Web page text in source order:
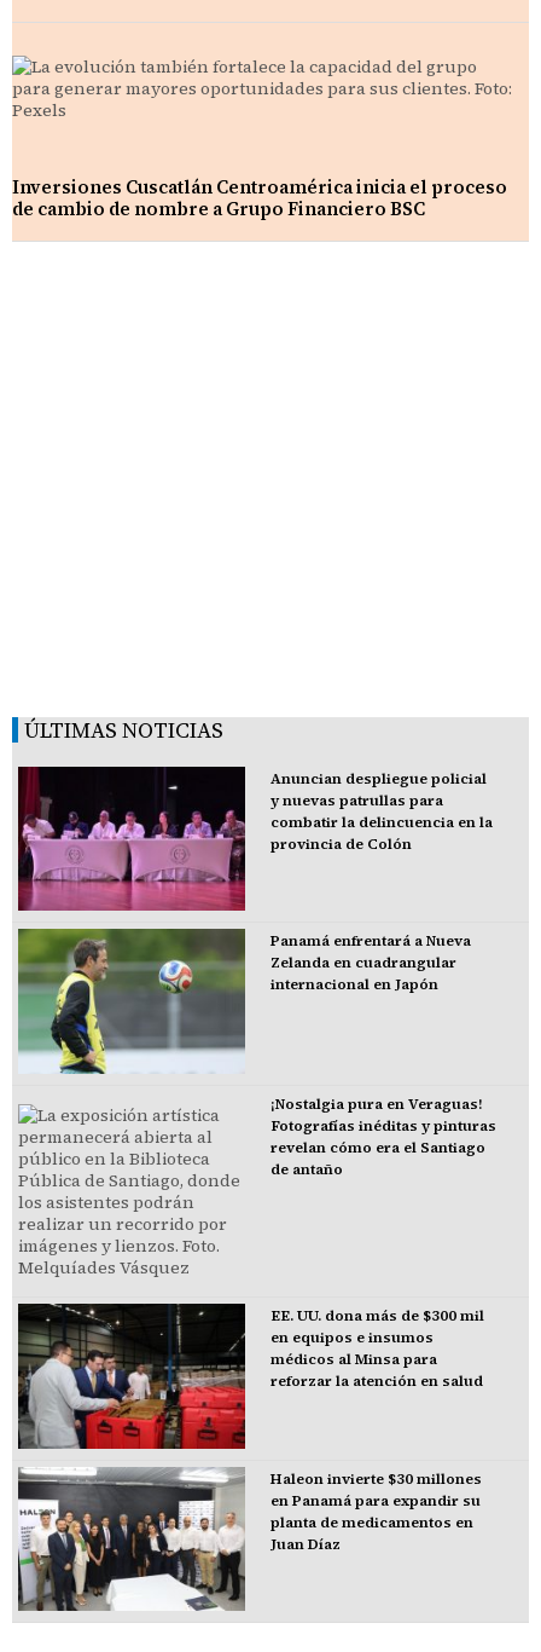
Inversiones Cuscatlán Centroamérica inicia el proceso
de cambio de nombre a Grupo Financiero BSC
ÚLTIMAS NOTICIAS
Anuncian despliegue policial
y nuevas patrullas para
combatir la delincuencia en la
provincia de Colón
Panamá enfrentará a Nueva
Zelanda en cuadrangular
internacional en Japón
¡Nostalgia pura en Veraguas!
Fotografías inéditas y pinturas
revelan cómo era el Santiago
de antaño
EE. UU. dona más de $300 mil
en equipos e insumos
médicos al Minsa para
reforzar la atención en salud
Haleon invierte $30 millones
en Panamá para expandir su
planta de medicamentos en
Juan Díaz